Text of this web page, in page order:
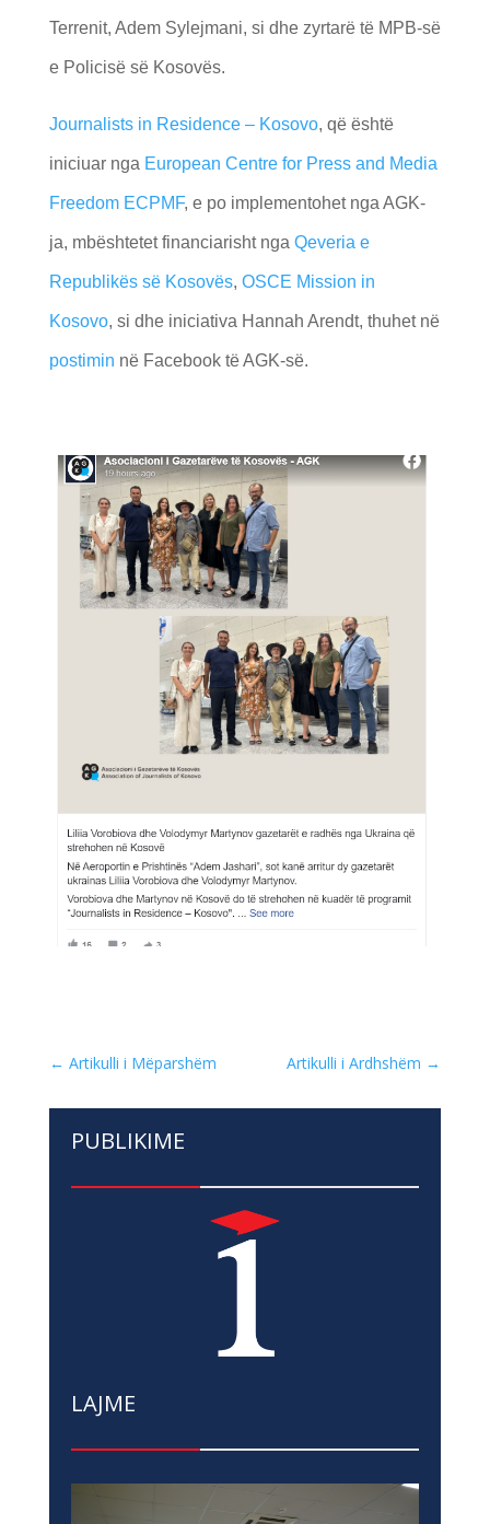
Terrenit, Adem Sylejmani, si dhe zyrtarë të MPB-së
e Policisë së Kosovës.
Journalists in Residence – Kosovo, që është
iniciuar nga European Centre for Press and Media
Freedom ECPMF, e po implementohet nga AGK-
ja, mbështetet financiarisht nga Qeveria e
Republikës së Kosovës, OSCE Mission in
Kosovo, si dhe iniciativa Hannah Arendt, thuhet në
postimin në Facebook të AGK-së.
← Artikulli i Mëparshëm Artikulli i Ardhshëm →
PUBLIKIME
LAJME